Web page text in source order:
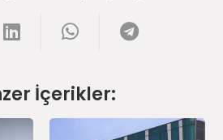
İçerikler: